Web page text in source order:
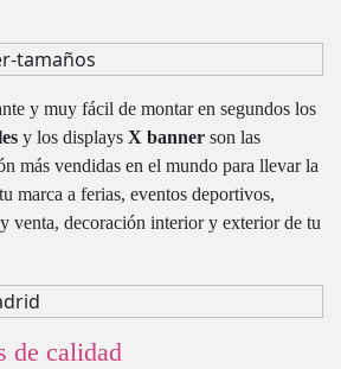
y muy fácil de montar en segundos los
y los displays X banner son las
más vendidas en el mundo para llevar la
marca a ferias, eventos deportivos,
venta, decoración interior y exterior de tu
de calidad